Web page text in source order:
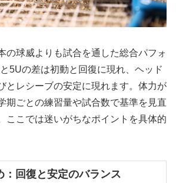
の球威よりも試合を通した総合パフォ
5Uの差は初動と回復に現れ、ヘッド
とレシーブの安定に現れます。体力が
期ごとの練習量や試合数で基準を見直
ここでは迷いがちなポイントを具体的
：回復と安定のバランス